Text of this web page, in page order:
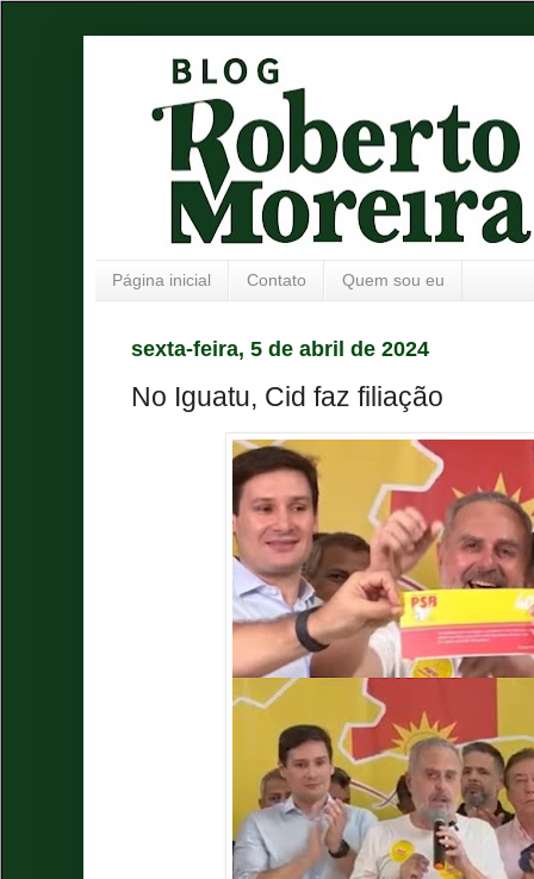
Página inicial Contato Quem sou eu
sexta-feira, 5 de abril de 2024
No Iguatu, Cid faz filiação